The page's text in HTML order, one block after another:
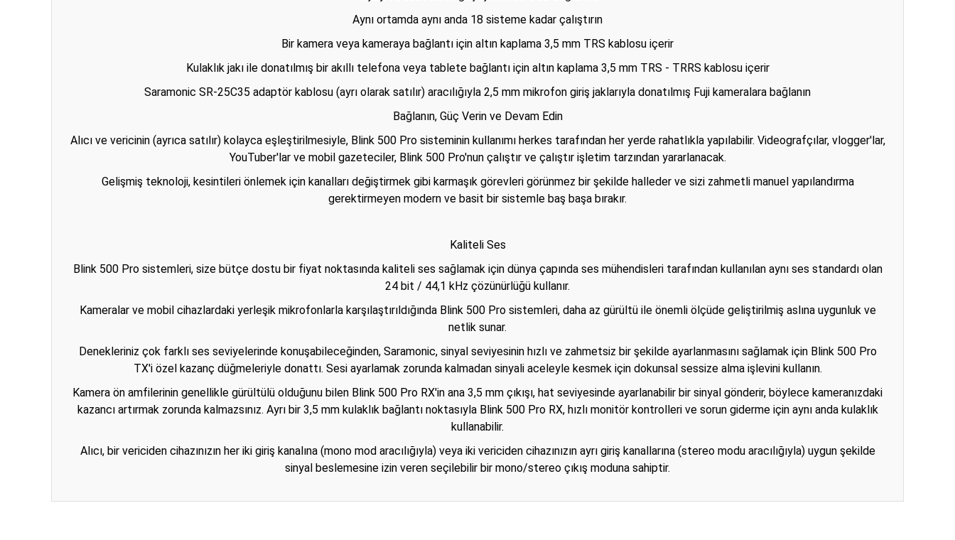
Aynı ortamda aynı anda 18 sisteme kadar çalıştırın
Bir kamera veya kameraya bağlantı için altın kaplama 3,5 mm TRS kablosu içerir
Kulaklık jakı ile donatılmış bir akıllı telefona veya tablete bağlantı için altın kaplama 3,5 mm TRS - TRRS kablosu içerir
Saramonic SR-25C35 adaptör kablosu (ayrı olarak satılır) aracılığıyla 2,5 mm mikrofon giriş jaklarıyla donatılmış Fuji kameralara bağlanın
Bağlanın, Güç Verin ve Devam Edin
Alıcı ve vericinin (ayrıca satılır) kolayca eşleştirilmesiyle, Blink 500 Pro sisteminin kullanımı herkes tarafından her yerde rahatlıkla yapılabilir. Videografçılar, vlogger'lar,
YouTuber'lar ve mobil gazeteciler, Blink 500 Pro'nun çalıştır ve çalıştır işletim tarzından yararlanacak.
Gelişmiş teknoloji, kesintileri önlemek için kanalları değiştirmek gibi karmaşık görevleri görünmez bir şekilde halleder ve sizi zahmetli manuel yapılandırma
gerektirmeyen modern ve basit bir sistemle baş başa bırakır.
Kaliteli Ses
Blink 500 Pro sistemleri, size bütçe dostu bir fiyat noktasında kaliteli ses sağlamak için dünya çapında ses mühendisleri tarafından kullanılan aynı ses standardı olan
24 bit / 44,1 kHz çözünürlüğü kullanır.
Kameralar ve mobil cihazlardaki yerleşik mikrofonlarla karşılaştırıldığında Blink 500 Pro sistemleri, daha az gürültü ile önemli ölçüde geliştirilmiş aslına uygunluk ve
netlik sunar.
Denekleriniz çok farklı ses seviyelerinde konuşabileceğinden, Saramonic, sinyal seviyesinin hızlı ve zahmetsiz bir şekilde ayarlanmasını sağlamak için Blink 500 Pro
TX'i özel kazanç düğmeleriyle donattı. Sesi ayarlamak zorunda kalmadan sinyali aceleyle kesmek için dokunsal sessize alma işlevini kullanın.
Kamera ön amfilerinin genellikle gürültülü olduğunu bilen Blink 500 Pro RX'in ana 3,5 mm çıkışı, hat seviyesinde ayarlanabilir bir sinyal gönderir, böylece kameranızdaki
kazancı artırmak zorunda kalmazsınız. Ayrı bir 3,5 mm kulaklık bağlantı noktasıyla Blink 500 Pro RX, hızlı monitör kontrolleri ve sorun giderme için aynı anda kulaklık
kullanabilir.
Alıcı, bir vericiden cihazınızın her iki giriş kanalına (mono mod aracılığıyla) veya iki vericiden cihazınızın ayrı giriş kanallarına (stereo modu aracılığıyla) uygun şekilde
sinyal beslemesine izin veren seçilebilir bir mono/stereo çıkış moduna sahiptir.